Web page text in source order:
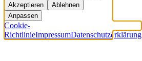
Akzeptieren
Ablehnen
Anpassen
Cookie-
RichtlinieImpressumDatenschutzerklärung